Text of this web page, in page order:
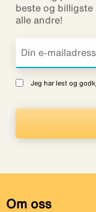
beste og billigste
alle andre!
Jeg har lest og
Om oss